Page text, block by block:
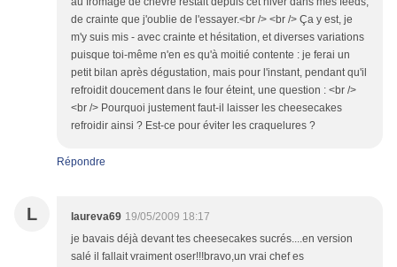
de crainte que j'oublie de l'essayer.<br /> <br /> Ça y est, je
m'y suis mis - avec crainte et hésitation, et diverses variations
puisque toi-même n'en es qu'à moitié contente : je ferai un
petit bilan après dégustation, mais pour l'instant, pendant qu'il
refroidit doucement dans le four éteint, une question : <br />
<br /> Pourquoi justement faut-il laisser les cheesecakes
refroidir ainsi ? Est-ce pour éviter les craquelures ?
Répondre
L laureva69 19/05/2009 18:17
je bavais déjà devant tes cheesecakes sucrés....en version
salé il fallait vraiment oser!!!bravo,un vrai chef es